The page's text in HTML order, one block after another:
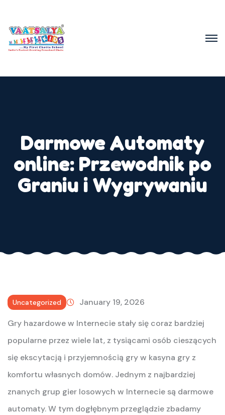
Darmowe Automaty
online: Przewodnik po
Graniu i Wygrywaniu
Uncategorized
January 19, 2026
Gry hazardowe w Internecie stały się coraz bardziej
popularne przez wiele lat, z tysiącami osób cieszących
się ekscytacją i przyjemnością gry w kasyna gry z
komfortu własnych domów. Jednym z najbardziej
znanych grup gier losowych w Internecie są darmowe
automaty. W tym dogłębnym przeglądzie zbadamy